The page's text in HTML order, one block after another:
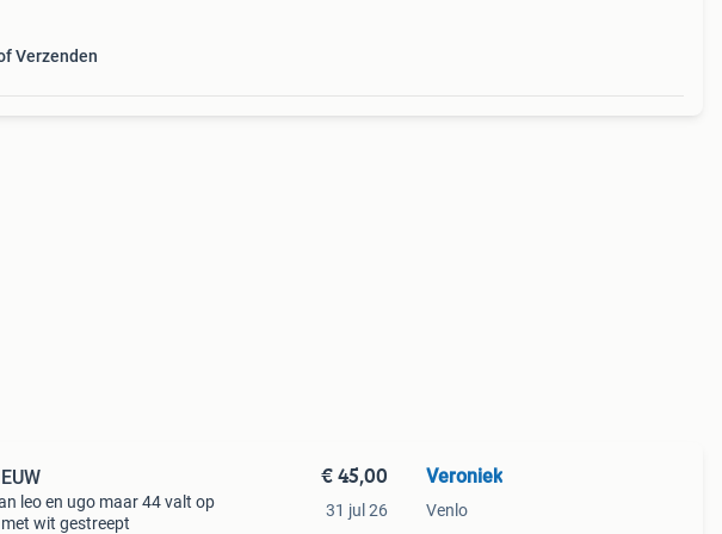
Verzenden
leo en ugo maar 44 valt op
wit gestreept
€ 45,00
31 jul 26
Veroniek
Venlo